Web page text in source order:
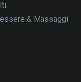
& Massaggi